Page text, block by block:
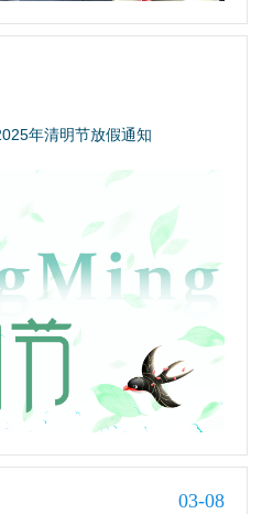
年清明节放假通知
03-08